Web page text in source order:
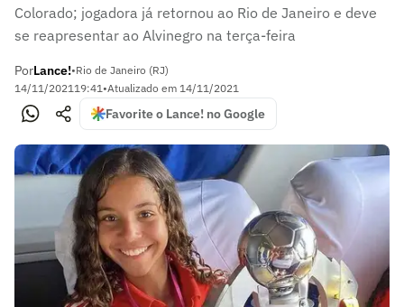
Colorado; jogadora já retornou ao Rio de Janeiro e deve
se reapresentar ao Alvinegro na terça-feira
PorLance!•Rio de Janeiro (RJ)
14/11/202119:41•Atualizado em 14/11/2021
Favorite o Lance! no Google